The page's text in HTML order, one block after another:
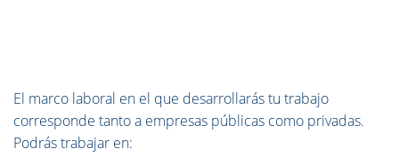
El marco laboral en el que desarrollarás tu trabajo
corresponde tanto a empresas públicas como privadas.
Podrás trabajar en: